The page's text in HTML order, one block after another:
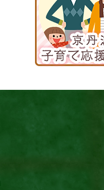
応
イ
ト